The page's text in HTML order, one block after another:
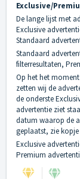
Exclusive/
De lange lijst met
Exclusive
Standaard
Standaard
filterresultaten,
Op het het
zetten wij de
de onderste
advertentie ziet
datum waarop de
geplaatst, zie
Exclusive
Premium